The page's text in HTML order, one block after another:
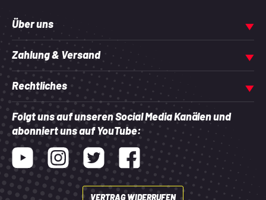
Über uns
Zahlung & Versand
Rechtliches
Folgt uns auf unseren Social Media Kanälen und
abonniert uns auf YouTube:
Youtube InstagramTwitter Facebook
VERTRAG WIDERRUFEN